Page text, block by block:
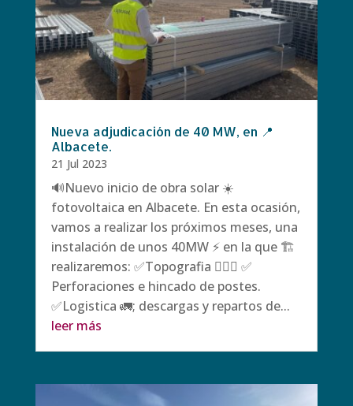
Nueva adjudicación de 40 MW, en 📍
Albacete.
21 Jul 2023
🔊Nuevo inicio de obra solar ☀️
fotovoltaica en Albacete. En esta ocasión,
vamos a realizar los próximos meses, una
instalación de unos 40MW ⚡️ en la que 🏗️
realizaremos: ✅Topografia 👷🏼‍♂️ ✅
Perforaciones e hincado de postes.
✅Logistica 🚛; descargas y repartos de...
leer más